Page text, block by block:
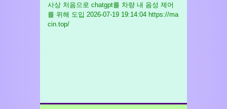
사상 처음으로 chatgpt를 차량 내 음성 제어
를 위해 도입 2026-07-19 19:14:04 https://ma
cin.top/